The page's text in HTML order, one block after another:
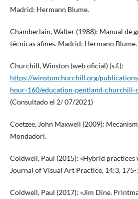
Madrid: Hermann Blume.
Chamberlain, Walter (1988): Manual de
técnicas afines. Madrid: Hermann Blume.
Churchill, Winston (web oficial) (s.f.):
https://winstonchurchill.org/
hour-160/education-pentland-
(Consultado el 2/ 07/2021)
Coetzee, John Maxwell (2009):
Mondadori.
Coldwell, Paul (2015): «Hybrid
Journal of Visual Art Practice, 14:3, 175-
Coldwell, Paul (2017): «Jim Dine.